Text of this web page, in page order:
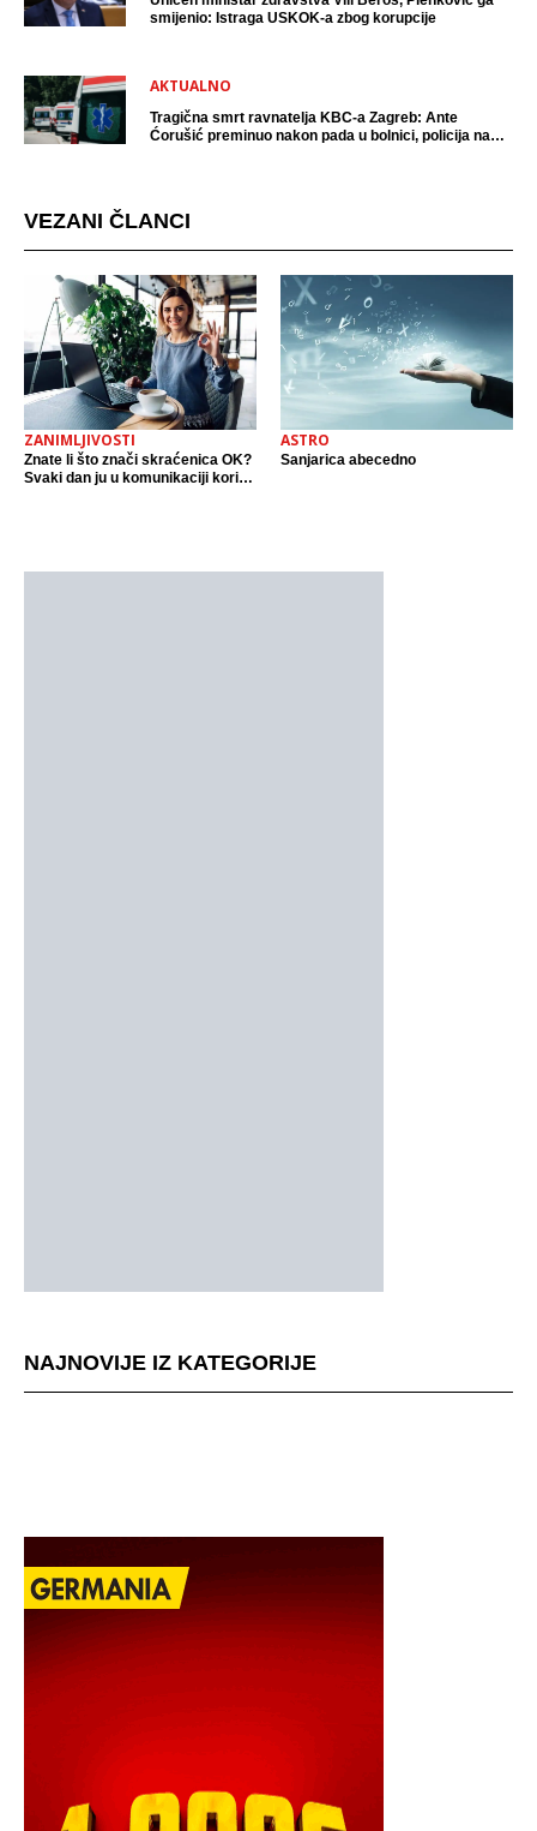
smijenio: Istraga USKOK-a zbog korupcije
AKTUALNO
Tragična smrt ravnatelja KBC-a Zagreb: Ante
Ćorušić preminuo nakon pada u bolnici, policija na
VEZANI ČLANCI
ZANIMLJIVOSTI
Znate li što znači skraćenica OK?
Svaki dan ju u komunikaciji koristi
ASTRO
Sanjarica abecedno
NAJNOVIJE IZ KATEGORIJE